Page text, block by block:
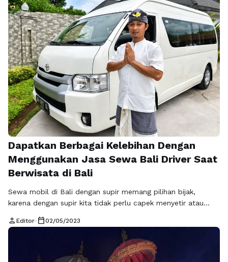
Bahkan seorang penulis perjalanan yaitu Isabel Leong
mendeskripsikan Indonesia dengan kekayaan alam yang
dimiliki. Mulai dari bentang alam, pantai yang asli, dan daya
…Baca Selengkapnya
Dapatkan Berbagai Kelebihan Dengan
Menggunakan Jasa Sewa Bali Driver Saat
Berwisata di Bali
Sewa mobil di Bali dengan supir memang pilihan bijak,
karena dengan supir kita tidak perlu capek menyetir atau
jika teman-teman sudah sering ke Bali atau tipe suka
berpetualang, atau membutuhkan privasi, menyewa mobil
tanpa supir juga tidak ada salahnya. Sewa Bali Driver
menjadi pilihan yang ideal bagi …Baca Selengkapnya
person Editor• calendar_today02/05/2023